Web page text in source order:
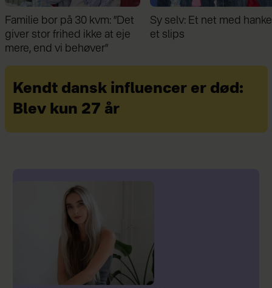
Sy selv: Et net med hanke af
et slips
Hækl selv: Smart
indkøbstaske
Kendt dansk influencer er død:
Blev kun 27 år